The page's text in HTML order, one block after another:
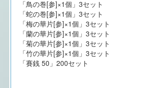
「鳥の巻[参]×1個」3セット
「蛇の巻[参]×1個」3セット
「梅の華片[参]×1個」3セット
「蘭の華片[参]×1個」3セット
「菊の華片[参]×1個」3セット
「竹の華片[参]×1個」3セット
「賽銭 50」200セット